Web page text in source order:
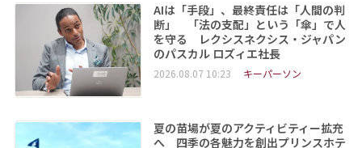
AIは「手段」、最終責任は「人間の判
断」 「法の支配」という「傘」で人
を守る レクシスネクシス・ジャパン
のパスカル ロズィエ社長
2026.08.07 10:23 キーパーソン
夏の苗場が夏のアクティビティー拡充
へ 四季の各魅力を創出プリンスホテ